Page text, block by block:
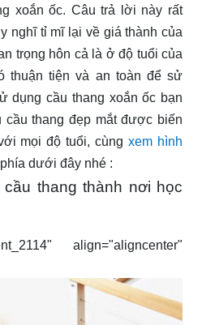
xoắn ốc. Câu trả lời này rất
nghĩ tỉ mĩ lại về giá thành của
trọng hôn cả là ở độ tuổi của
thuận tiện và an toàn để sử
dụng cầu thang xoắn ốc bạn
cầu thang đẹp mắt được biến
mọi độ tuổi, cùngxem hình
dưới đây nhé :
thang thành nơi học
align="aligncenter"